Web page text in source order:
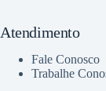
Atendimento
Fale Conosco
Trabalhe